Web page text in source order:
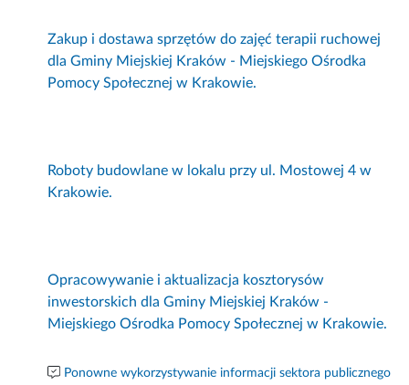
Zakup i dostawa sprzętów do zajęć terapii ruchowej
dla Gminy Miejskiej Kraków - Miejskiego Ośrodka
Pomocy Społecznej w Krakowie.
Roboty budowlane w lokalu przy ul. Mostowej 4 w
Krakowie.
Opracowywanie i aktualizacja kosztorysów
inwestorskich dla Gminy Miejskiej Kraków -
Miejskiego Ośrodka Pomocy Społecznej w Krakowie.
Ponowne wykorzystywanie informacji sektora publicznego